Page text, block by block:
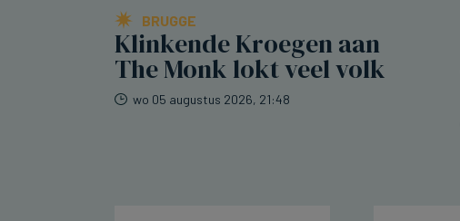
BRUGGE
Klinkende Kroegen aan
The Monk lokt veel volk
wo 05 augustus 2026, 21:48